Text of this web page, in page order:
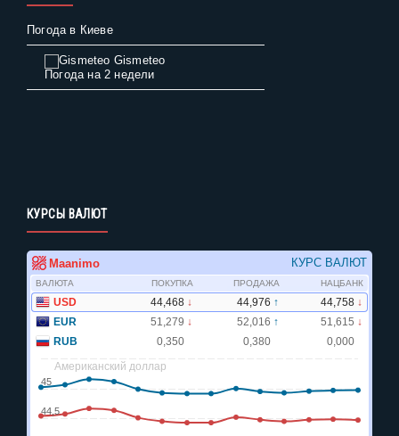
Погода в Киеве
Gismeteo
Погода на 2 недели
КУРСЫ ВАЛЮТ